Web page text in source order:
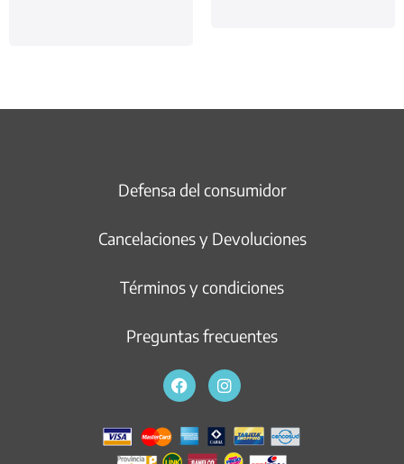
Defensa del consumidor
Cancelaciones y Devoluciones
Términos y condiciones
Preguntas frecuentes